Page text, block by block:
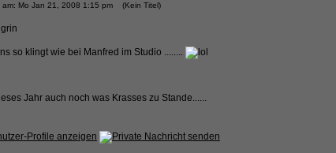
am: Mo Jan 21, 2008 1:15 pm (Kein Titel)
so klingt wie bei Manfred im Studio ........
Jahr auch noch was Krasses zu Stande......